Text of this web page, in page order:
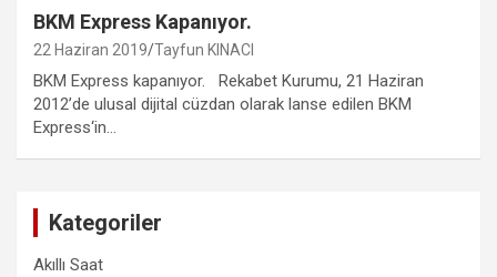
BKM Express Kapanıyor.
22 Haziran 2019 Tayfun KINACI
BKM Express kapanıyor. Rekabet Kurumu, 21 Haziran
2012’de ulusal dijital cüzdan olarak lanse edilen BKM
Express‘in…
Kategoriler
Akıllı Saat